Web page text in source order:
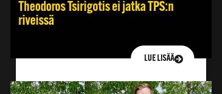
Theodoros Tsirigotis ei jatka TPS:n
riveissä
LUE LISÄÄ